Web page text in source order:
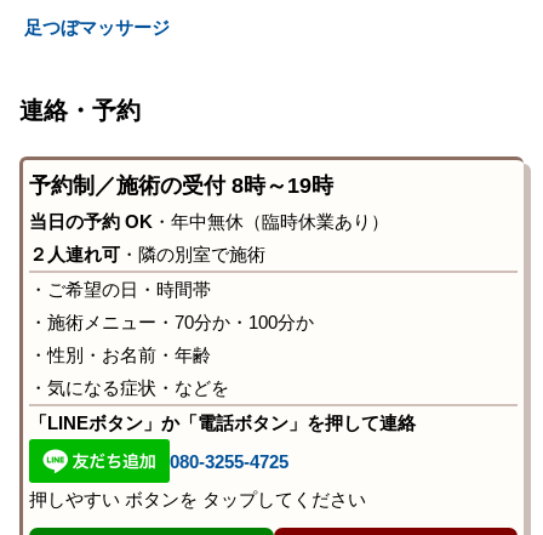
足つぼマッサージ
連絡・予約
予約制／施術の受付 8時～19時
当日の予約 OK ・年中無休（臨時休業あり）
２人連れ可 ・隣の別室で施術
・ご希望の日・時間帯
・施術メニュー・70分か・100分か
・性別・お名前・年齢
・気になる症状・などを
「LINEボタン」か「電話ボタン」を押して連絡
080-3255-4725
押しやすい ボタンを タップしてください